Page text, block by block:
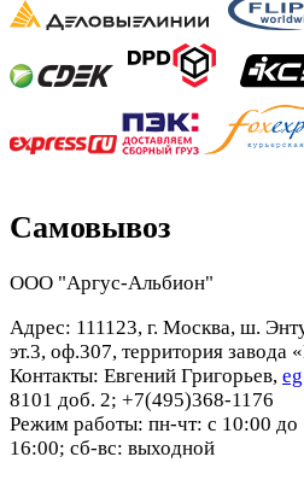
Самовывоз
ООО "Аргус-Альбион"
Адрес: 111123, г. Москва, ш.
эт.3, оф.307, территория завода
Контакты: Евгений Григорьев,
8101 доб. 2; +7(495)368-1176
Режим работы: пн-чт: с 10:00 до
16:00; сб-вс: выходной